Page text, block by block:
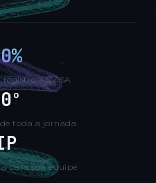
%
ANVISA
º
toda a jornada
para sua equipe